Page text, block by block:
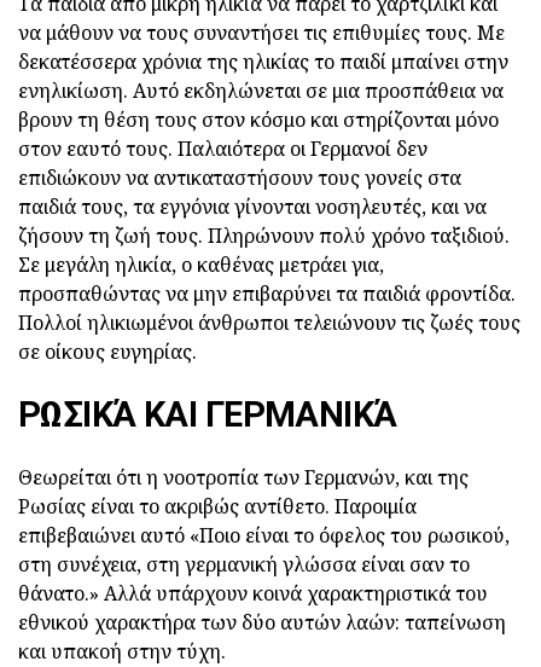
να μάθουν να τους συναντήσει τις επιθυμίες τους. Με
δεκατέσσερα χρόνια της ηλικίας το παιδί μπαίνει στην
ενηλικίωση. Αυτό εκδηλώνεται σε μια προσπάθεια να
βρουν τη θέση τους στον κόσμο και στηρίζονται μόνο
στον εαυτό τους. Παλαιότερα οι Γερμανοί δεν
επιδιώκουν να αντικαταστήσουν τους γονείς στα
παιδιά τους, τα εγγόνια γίνονται νοσηλευτές, και να
ζήσουν τη ζωή τους. Πληρώνουν πολύ χρόνο ταξιδιού.
Σε μεγάλη ηλικία, ο καθένας μετράει για,
προσπαθώντας να μην επιβαρύνει τα παιδιά φροντίδα.
Πολλοί ηλικιωμένοι άνθρωποι τελειώνουν τις ζωές τους
σε οίκους ευγηρίας.
ΡΩΣΙΚΆ ΚΑΙ ΓΕΡΜΑΝΙΚΆ
Θεωρείται ότι η νοοτροπία των Γερμανών, και της
Ρωσίας είναι το ακριβώς αντίθετο. Παροιμία
επιβεβαιώνει αυτό «Ποιο είναι το όφελος του ρωσικού,
στη συνέχεια, στη γερμανική γλώσσα είναι σαν το
θάνατο.» Αλλά υπάρχουν κοινά χαρακτηριστικά του
εθνικού χαρακτήρα των δύο αυτών λαών: ταπείνωση
και υπακοή στην τύχη.